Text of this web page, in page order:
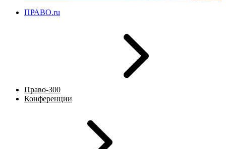
ПРАВО.ru
Право-300
Конференции